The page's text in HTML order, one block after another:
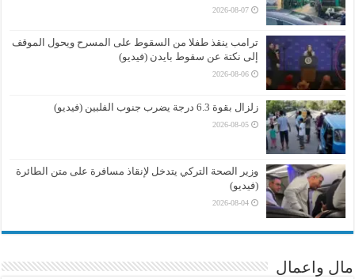
2026-08-07
ترامب ينقذ طفلا من السقوط على المسرح ويحول الموقف
إلى نكتة عن سقوط بايدن (فيديو)
2026-08-06
زلزال بقوة 6.3 درجة يضرب جنوب الفلبين (فيديو)
2026-08-05
وزير الصحة التركي يتدخل لإنقاذ مسافرة على متن الطائرة
(فيديو)
2026-08-04
مال واعمال